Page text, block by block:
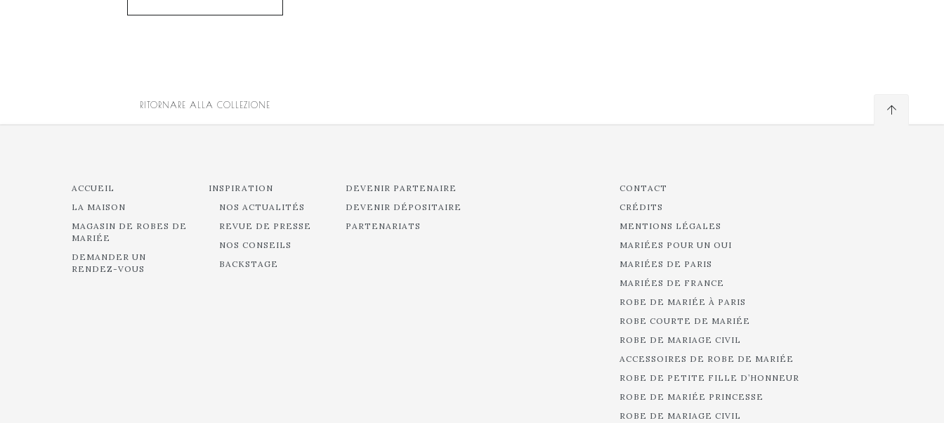
RITORNARE ALLA COLLEZIONE
ACCUEIL
LA MAISON
MAGASIN DE ROBES DE
MARIÉE
DEMANDER UN
RENDEZ-VOUS
INSPIRATION
NOS ACTUALITÉS
REVUE DE PRESSE
NOS CONSEILS
BACKSTAGE
DEVENIR PARTENAIRE
DEVENIR DÉPOSITAIRE
PARTENARIATS
CONTACT
CRÉDITS
MENTIONS LÉGALES
MARIÉES POUR UN OUI
MARIÉES DE PARIS
MARIÉES DE FRANCE
ROBE DE MARIÉE À PARIS
ROBE COURTE DE MARIÉE
ROBE DE MARIAGE CIVIL
ACCESSOIRES DE ROBE DE MARIÉE
ROBE DE PETITE FILLE D’HONNEUR
ROBE DE MARIÉE PRINCESSE
ROBE DE MARIAGE CIVIL